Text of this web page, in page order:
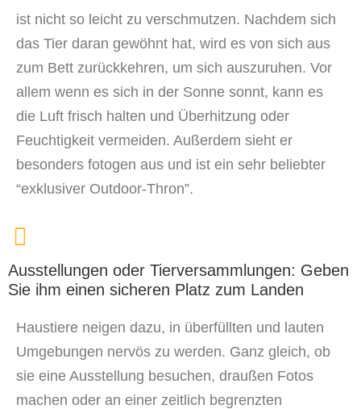
ist nicht so leicht zu verschmutzen. Nachdem sich
das Tier daran gewöhnt hat, wird es von sich aus
zum Bett zurückkehren, um sich auszuruhen. Vor
allem wenn es sich in der Sonne sonnt, kann es
die Luft frisch halten und Überhitzung oder
Feuchtigkeit vermeiden. Außerdem sieht er
besonders fotogen aus und ist ein sehr beliebter
“exklusiver Outdoor-Thron”.
Ausstellungen oder Tierversammlungen: Geben
Sie ihm einen sicheren Platz zum Landen
Haustiere neigen dazu, in überfüllten und lauten
Umgebungen nervös zu werden. Ganz gleich, ob
sie eine Ausstellung besuchen, draußen Fotos
machen oder an einer zeitlich begrenzten